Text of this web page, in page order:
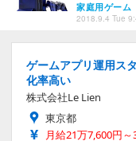
家庭用ゲーム
2018.9.4 Tue
ゲームアプリ運用ス
化率高い
株式会社Le Lien
東京都
月給21万7,600円